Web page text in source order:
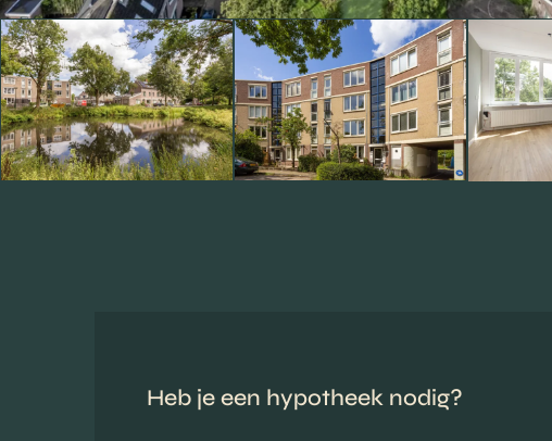
Heb je een hypotheek nodig?